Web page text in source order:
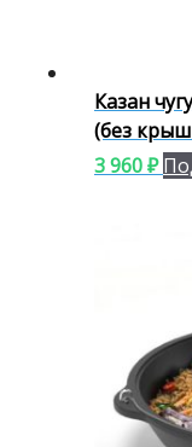
Казан
(без
3 960₽